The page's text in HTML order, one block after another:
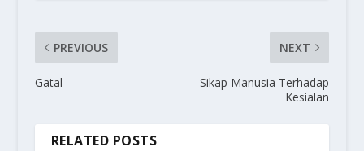
PREVIOUS
Gatal
NEXT
Sikap Manusia Terhadap
Kesialan
RELATED POSTS